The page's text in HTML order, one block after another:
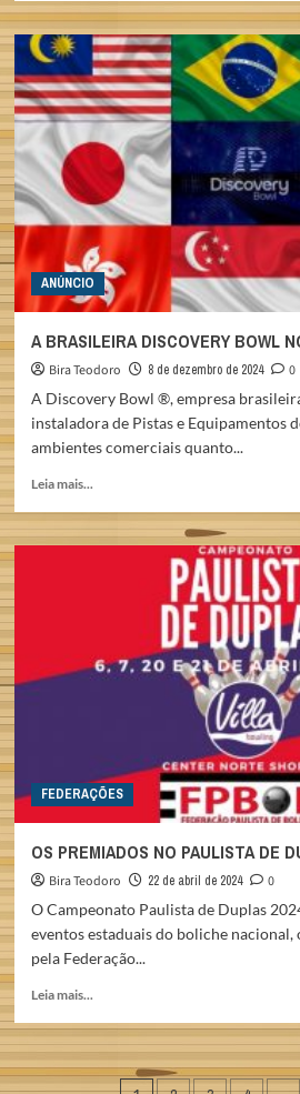
about
USBC
APROVA
A
DISCOVERY
BOWL
ANÚNCIO
A BRASILEIRA DISCOVERY BOWL
Bira Teodoro 8 de dezembro de 2024
0
A Discovery Bowl ®, empresa
instaladora de Pistas e Equipamentos
ambientes comerciais quanto...
Leia mais...
A
MERCADO
ASIÁTICO
FEDERAÇÕES
OS PREMIADOS NO PAULISTA DE
Bira Teodoro 22 de abril de 2024
0
O Campeonato Paulista de Duplas
eventos estaduais do boliche
pela Federação...
Leia mais...
about
OS
PREMIADOS